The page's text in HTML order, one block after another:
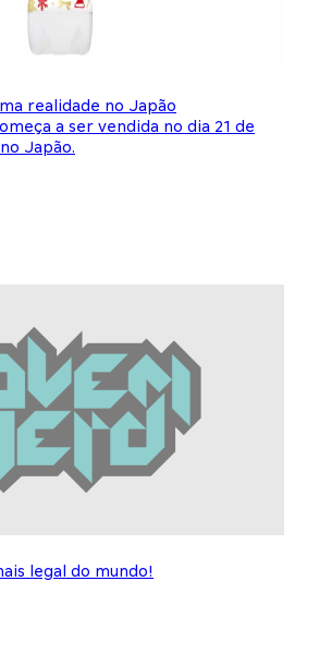
realidade no Japão
a ser vendida no dia 21 de
Japão.
legal do mundo!